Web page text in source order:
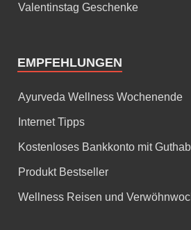
Valentinstag Geschenke
EMPFEHLUNGEN
Ayurveda Wellness Wochenende
Internet Tipps
Kostenloses Bankkonto mit
Produkt Bestseller
Wellness Reisen und